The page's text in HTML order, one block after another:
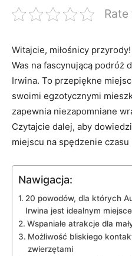
Witajcie, miłośnicy
Was ‌na fascynującą⁣ podróż
Irwina. To ⁣przepiękne
swoimi‌ egzotycznymi
zapewnia niezapomniane
Czytajcie dalej, aby
miejscu na spędzenie czasu
Nawigacja:
20 powodów,⁢ dla których
Irwina jest idealnym
Wspaniałe atrakcje dla
Możliwość bliskiego
zwierzętami